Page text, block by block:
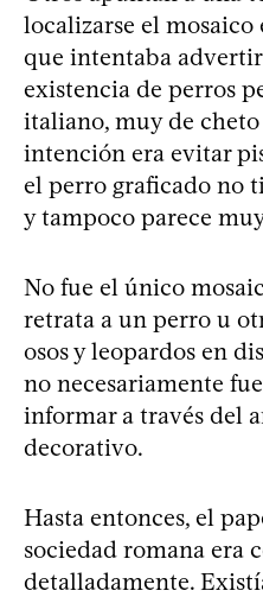
localizarse el mosaico
que intentaba
existencia de perros
italiano, muy de
intención era evitar
el perro graficado no
y tampoco parece
No fue el único
retrata a un perro u
osos y leopardos en
no necesariamente
informar a través del
decorativo.
Hasta entonces, el
sociedad romana era
detalladamente.